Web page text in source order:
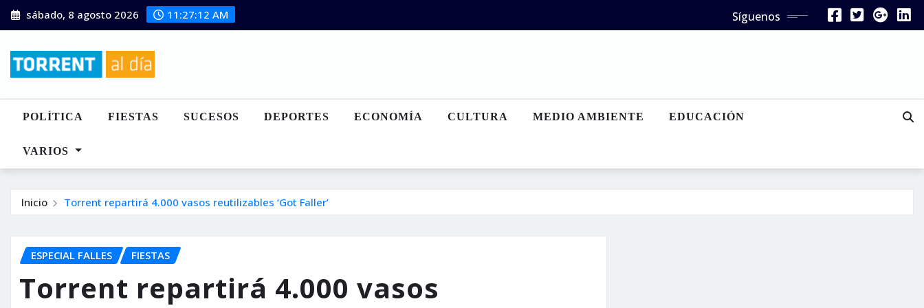
Saltar
al
sábado, 8 agosto 2026 11:27:13 AM Síguenos
POLÍTICA FIESTAS SUCESOS DEPORTES ECONOMÍA CULTURA MEDIO AMBIENTE EDUCACIÓN
VARIOS
Inicio Torrent repartirá 4.000 vasos reutilizables ‘Got Faller’
ESPECIAL FALLES FIESTAS
Torrent repartirá 4.000 vasos